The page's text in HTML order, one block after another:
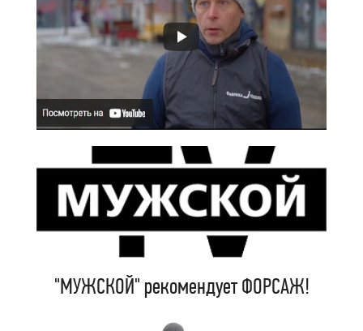
"МУЖСКОЙ" рекомендует ФОРСАЖ!